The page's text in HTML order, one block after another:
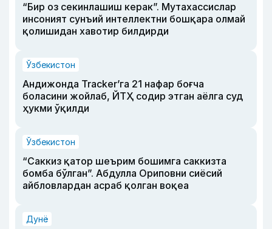
“Бир оз секинлашиш керак”. Мутахассислар
инсоният сунъий интеллектни бошқара олмай
қолишидан хавотир билдирди
Ўзбекистон
Андижонда Tracker’га 21 нафар боғча
боласини жойлаб, ЙТҲ содир этган аёлга суд
ҳукми ўқилди
Ўзбекистон
“Саккиз қатор шеърим бошимга саккизта
бомба бўлган”. Абдулла Ориповни сиёсий
айбловлардан асраб қолган воқеа
Дунё